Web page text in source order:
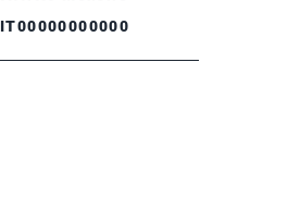
IT00000000000